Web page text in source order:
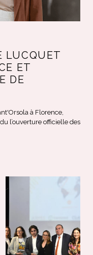
LUCQUET
ET
DE
à Florence,
l’ouverture officielle des